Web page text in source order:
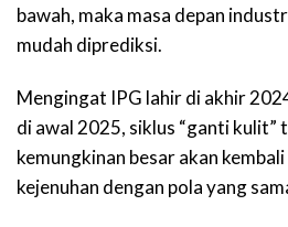
bawah, maka masa depan
mudah diprediksi.
Mengingat IPG lahir di akhir
di awal 2025, siklus “ganti kulit”
kemungkinan besar akan
kejenuhan dengan pola yang